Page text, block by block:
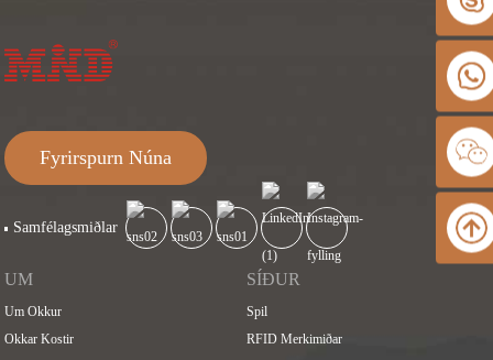
Fyrirspurn Núna
Samfélagsmiðlar
UM
Um Okkur
Okkar Kostir
SÍÐUR
Spil
RFID Merkimiðar